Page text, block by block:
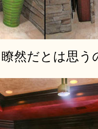
然だとは思